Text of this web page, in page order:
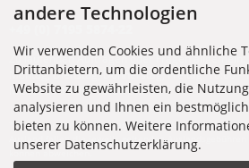
Zu laufenden Aufträgen oder Fragen allgemein:
Montag, Dienstag, Donnerstag, Freitag: 10:00 -
Mittwoch: 10:00 - 18:00 Uhr
* Kosten: normaler Ortstarif DE, mit Flatratevertrag
Ausland fallen die jeweils geltenden Auslandsgebühren
können abweichen.
andere Technologien
Wir verwenden Cookies und ähnliche
Drittanbietern, um die ordentliche
Website zu gewährleisten, die
analysieren und Ihnen ein
bieten zu können. Weitere
unserer Datenschutzerklärung.